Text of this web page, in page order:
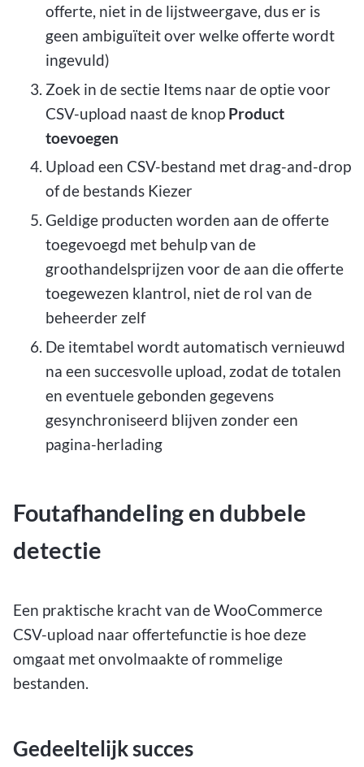
offerte, niet in de lijstweergave, dus er is
geen ambiguïteit over welke offerte wordt
ingevuld)
Zoek in de sectie Items naar de optie voor
CSV-upload naast de knop Product
toevoegen
Upload een CSV-bestand met drag-and-drop
of de bestands Kiezer
Geldige producten worden aan de offerte
toegevoegd met behulp van de
groothandelsprijzen voor de aan die offerte
toegewezen klantrol, niet de rol van de
beheerder zelf
De itemtabel wordt automatisch vernieuwd
na een succesvolle upload, zodat de totalen
en eventuele gebonden gegevens
gesynchroniseerd blijven zonder een
pagina-herlading
Foutafhandeling en dubbele
detectie
Een praktische kracht van de WooCommerce
CSV-upload naar offertefunctie is hoe deze
omgaat met onvolmaakte of rommelige
bestanden.
Gedeeltelijk succes